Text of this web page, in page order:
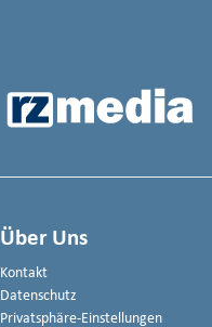
Über Uns
Kontakt
Datenschutz
Privatsphäre-Einstellungen